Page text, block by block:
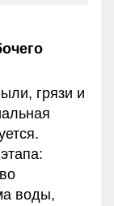
грязи и
воды,